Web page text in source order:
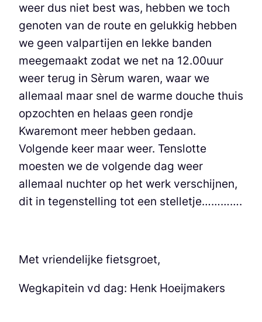
weer dus niet best was, hebben we toch
genoten van de route en gelukkig hebben
we geen valpartijen en lekke banden
meegemaakt zodat we net na 12.00uur
weer terug in Sèrum waren, waar we
allemaal maar snel de warme douche thuis
opzochten en helaas geen rondje
Kwaremont meer hebben gedaan.
Volgende keer maar weer. Tenslotte
moesten we de volgende dag weer
allemaal nuchter op het werk verschijnen,
dit in tegenstelling tot een stelletje………….
Met vriendelijke fietsgroet,
Wegkapitein vd dag: Henk Hoeijmakers